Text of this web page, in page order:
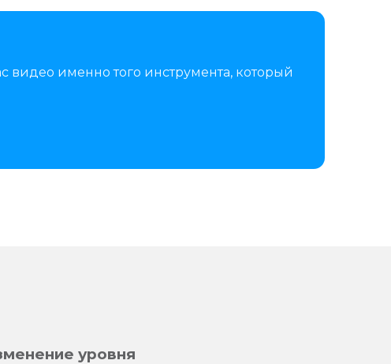
видео именно того инструмента, который
уровня